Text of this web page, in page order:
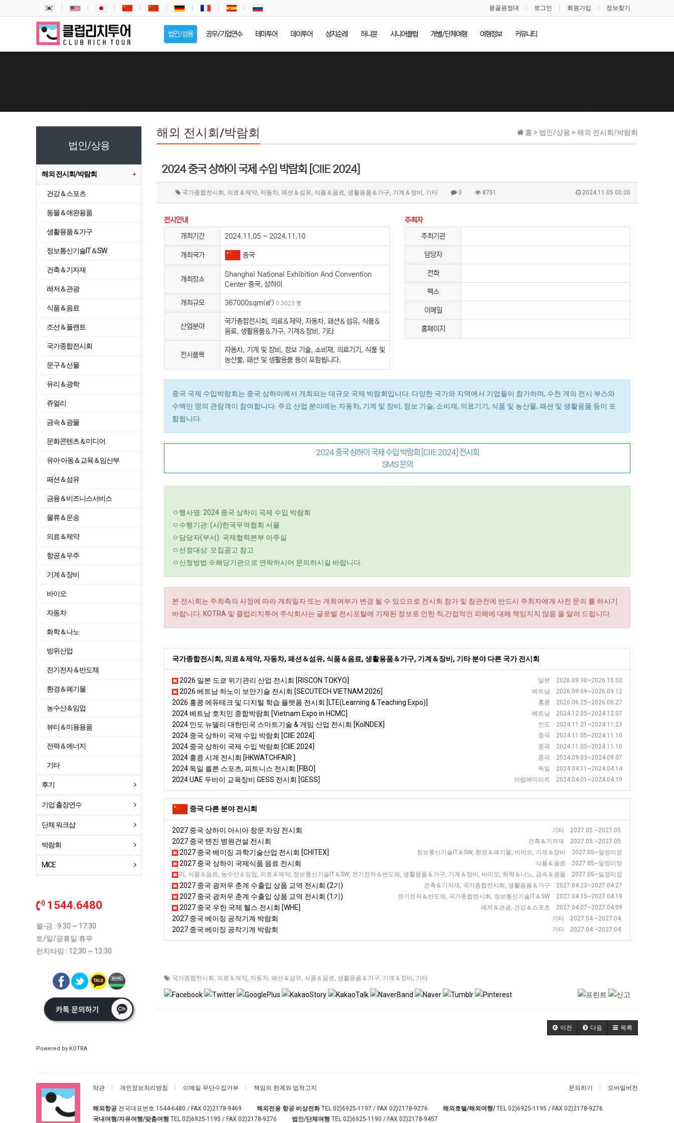
몽골원정대 로그인 회원가입 정보찾기
법인/상용 공무/기업연수 테마투어 데이투어 성지순례 허니문 시니어클럽 개별/단체여행 여행정보 커뮤니티
홈 > 법인/상용 > 해외 전시회/박람회
해외 전시회/박람회
2024 중국 상하이 국제 수입 박람회 [CIIE 2024]
국가종합전시회, 의료＆제약, 자동차, 패션＆섬유, 식품＆음료, 생활용품＆가구, 기계＆장비, 기타 0 8751 2024.11.05 00:00
전시안내
개최기간
2024.11.05 ~ 2024.11.10
개최국가 중국
개최장소
Shanghai National Exhibition And Convention
Center 중국, 상하이
개최규모 367000sqm(㎡) 0.3025 평
산업분야
국가종합전시회, 의료＆제약, 자동차, 패션＆섬유, 식품＆
음료, 생활용품＆가구, 기계＆장비, 기타
전시품목
자동차, 기계 및 장비, 정보 기술, 소비재, 의료기기, 식품 및
농산물, 패션 및 생활용품 등이 포함됩니다.
주최자
주최기관
담당자
전화
팩스
이메일
홈페이지
중국 국제 수입박람회는 중국 상하이에서 개최되는 대규모 국제 박람회입니다. 다양한 국가와 지역에서 기업들이 참가하며, 수천 개의 전시 부스와
수백만 명의 관람객이 참여합니다. 주요 산업 분야에는 자동차, 기계 및 장비, 정보 기술, 소비재, 의료기기, 식품 및 농산물, 패션 및 생활용품 등이 포
함됩니다.
2024 중국 상하이 국제 수입 박람회 [CIIE 2024] 전시회
SMS 문의
ㅇ행사명: 2024 중국 상하이 국제 수입 박람회
ㅇ수행기관: (사)한국무역협회 서울
ㅇ담당자(부서): 국제협력본부 아주실
ㅇ선정대상: 모집공고 참고
ㅇ신청방법:※해당기관으로 연락하시어 문의하시길 바랍니다.
본 전시회는 주최측의 사정에 따라 개최일자 또는 개최여부가 변경 될 수 있으므로 전시회 참가 및 참관전에 반드시 주최자에게 사전 문의 를 하시기
바랍니다. KOTRA 및 클럽리치투어 주식회사는 글로벌 전시포털에 기재된 정보로 인한 직,간접적인 피해에 대해 책임지지 않음 을 알려 드립니다.
국가종합전시회, 의료＆제약, 자동차, 패션＆섬유, 식품＆음료, 생활용품＆가구, 기계＆장비, 기타 분야 다른 국가 전시회
일본 2026.09.30~2026.10.02
2026 일본 도쿄 위기관리 산업 전시회 [RISCON TOKYO]
베트남 2026.09.09~2026.09.12
2026 베트남 하노이 보안기술 전시회 [SECUTECH VIETNAM 2026]
홍콩 2026.06.25~2026.06.27
2026 홍콩 에듀테크 및 디지털 학습 플랫폼 전시회 [LTE(Learning & Teaching Expo)]
베트남 2024.12.05~2024.12.07
2024 베트남 호치민 종합박람회 [Vietnam Expo in HCMC]
인도 2024.11.21~2024.11.23
2024 인도 뉴델리 대한민국 스마트기술 & 게임 산업 전시회 [KoINDEX]
중국 2024.11.05~2024.11.10
2024 중국 상하이 국제 수입 박람회 [CIIE 2024]
중국 2024.11.05~2024.11.10
2024 중국 상하이 국제 수입 박람회 [CIIE 2024]
중국 2024.09.03~2024.09.07
2024 홍콩 시계 전시회 [HKWATCHFAIR ]
독일 2024.04.11~2024.04.14
2024 독일 쾰른 스포츠, 피트니스 전시회 [FIBO]
아랍에미리트 2024.04.01~2024.04.19
2024 UAE 두바이 교육장비 GESS 전시회 [GESS]
중국 다른 분야 전시회
기타 2027.05.~2027.05.
2027 중국 상하이 아시아 창문 차양 전시회
건축＆기자재 2027.05.~2027.05.
2027 중국 톈진 병원건설 전시회
정보통신기술IT＆SW, 환경＆폐기물, 바이오, 기계＆장비 2027.05~일정미정
2027 중국 베이징 과학기술산업 전시회 [CHITEX]
식품＆음료 2027.05~일정미정
2027 중국 상하이 국제식품 음료 전시회
뷰티＆미용용품, 국가종합전시회, 쥬얼리, 식품＆음료, 농수산＆임업, 의료＆제약, 정보통신기술IT＆SW, 전기전자＆반도체, 생활용품＆가구, 기계＆장비, 바이오, 화학＆나노, 금속＆광물 2027.05~일정미정
2027 중국 청두 서부 국제 전시회 [WCIF]
건축＆기자재, 국가종합전시회, 생활용품＆가구 2027.04.23~2027.04.27
2027 중국 광저우 춘계 수출입 상품 교역 전시회 (2기)
전기전자＆반도체, 국가종합전시회, 정보통신기술IT＆SW 2027.04.15~2027.04.19
2027 중국 광저우 춘계 수출입 상품 교역 전시회 (1기)
레저＆관광, 건강＆스포츠 2027.04.07~2027.04.09
2027 중국 우한 국제 헬스 전시회 [WHE]
기타 2027.04.~2027.04.
2027 중국 베이징 공작기계 박람회
기타 2027.04.~2027.04.
2027 중국 베이징 공작기계 박람회
국가종합전시회 , 의료＆제약, 자동차, 패션＆섬유, 식품＆음료, 생활용품＆가구, 기계＆장비 , 기타
이전 다음 목록
법인/상용
해외 전시회/박람회
건강＆스포츠
동물＆애완용품
생활용품＆가구
정보통신기술IT＆SW
건축＆기자재
레저＆관광
식품＆음료
조선＆플랜트
국가종합전시회
문구＆선물
유리＆광학
쥬얼리
금속＆광물
문화콘텐츠＆미디어
유아·아동＆교육＆임산부
패션＆섬유
금융＆비즈니스서비스
물류＆운송
의료＆제약
항공＆우주
기계＆장비
바이오
자동차
화학＆나노
방위산업
전기전자＆반도체
환경＆폐기물
농수산＆임업
뷰티＆미용용품
전력＆에너지
기타
후기
기업 출장연수
단체 워크샵
박람회
MICE
1544.6480
월-금 : 9:30 ~ 17:30
토/일/공휴일 휴무
런치타임 : 12:30 ~ 13:30
Powered by KOTRA
약관 개인정보처리방침 이메일 무단수집거부 책임의 한계와 법적고지 문의하기 모바일버전
해외항공전국대표번호 1544-6480 / FAX 02)2178-9469 해외전용 항공 비상전화TEL 02)6925-1197 / FAX 02)2178-9276 해외호텔/해외여행/TEL 02)6925-1195 / FAX 02)2178-9276
국내여행/자유여행/맞춤여행 TEL 02)6925-1195 / FAX 02)2178-9276 법인/단체여행 TEL 02)6925-1190 / FAX 02)2178-9457